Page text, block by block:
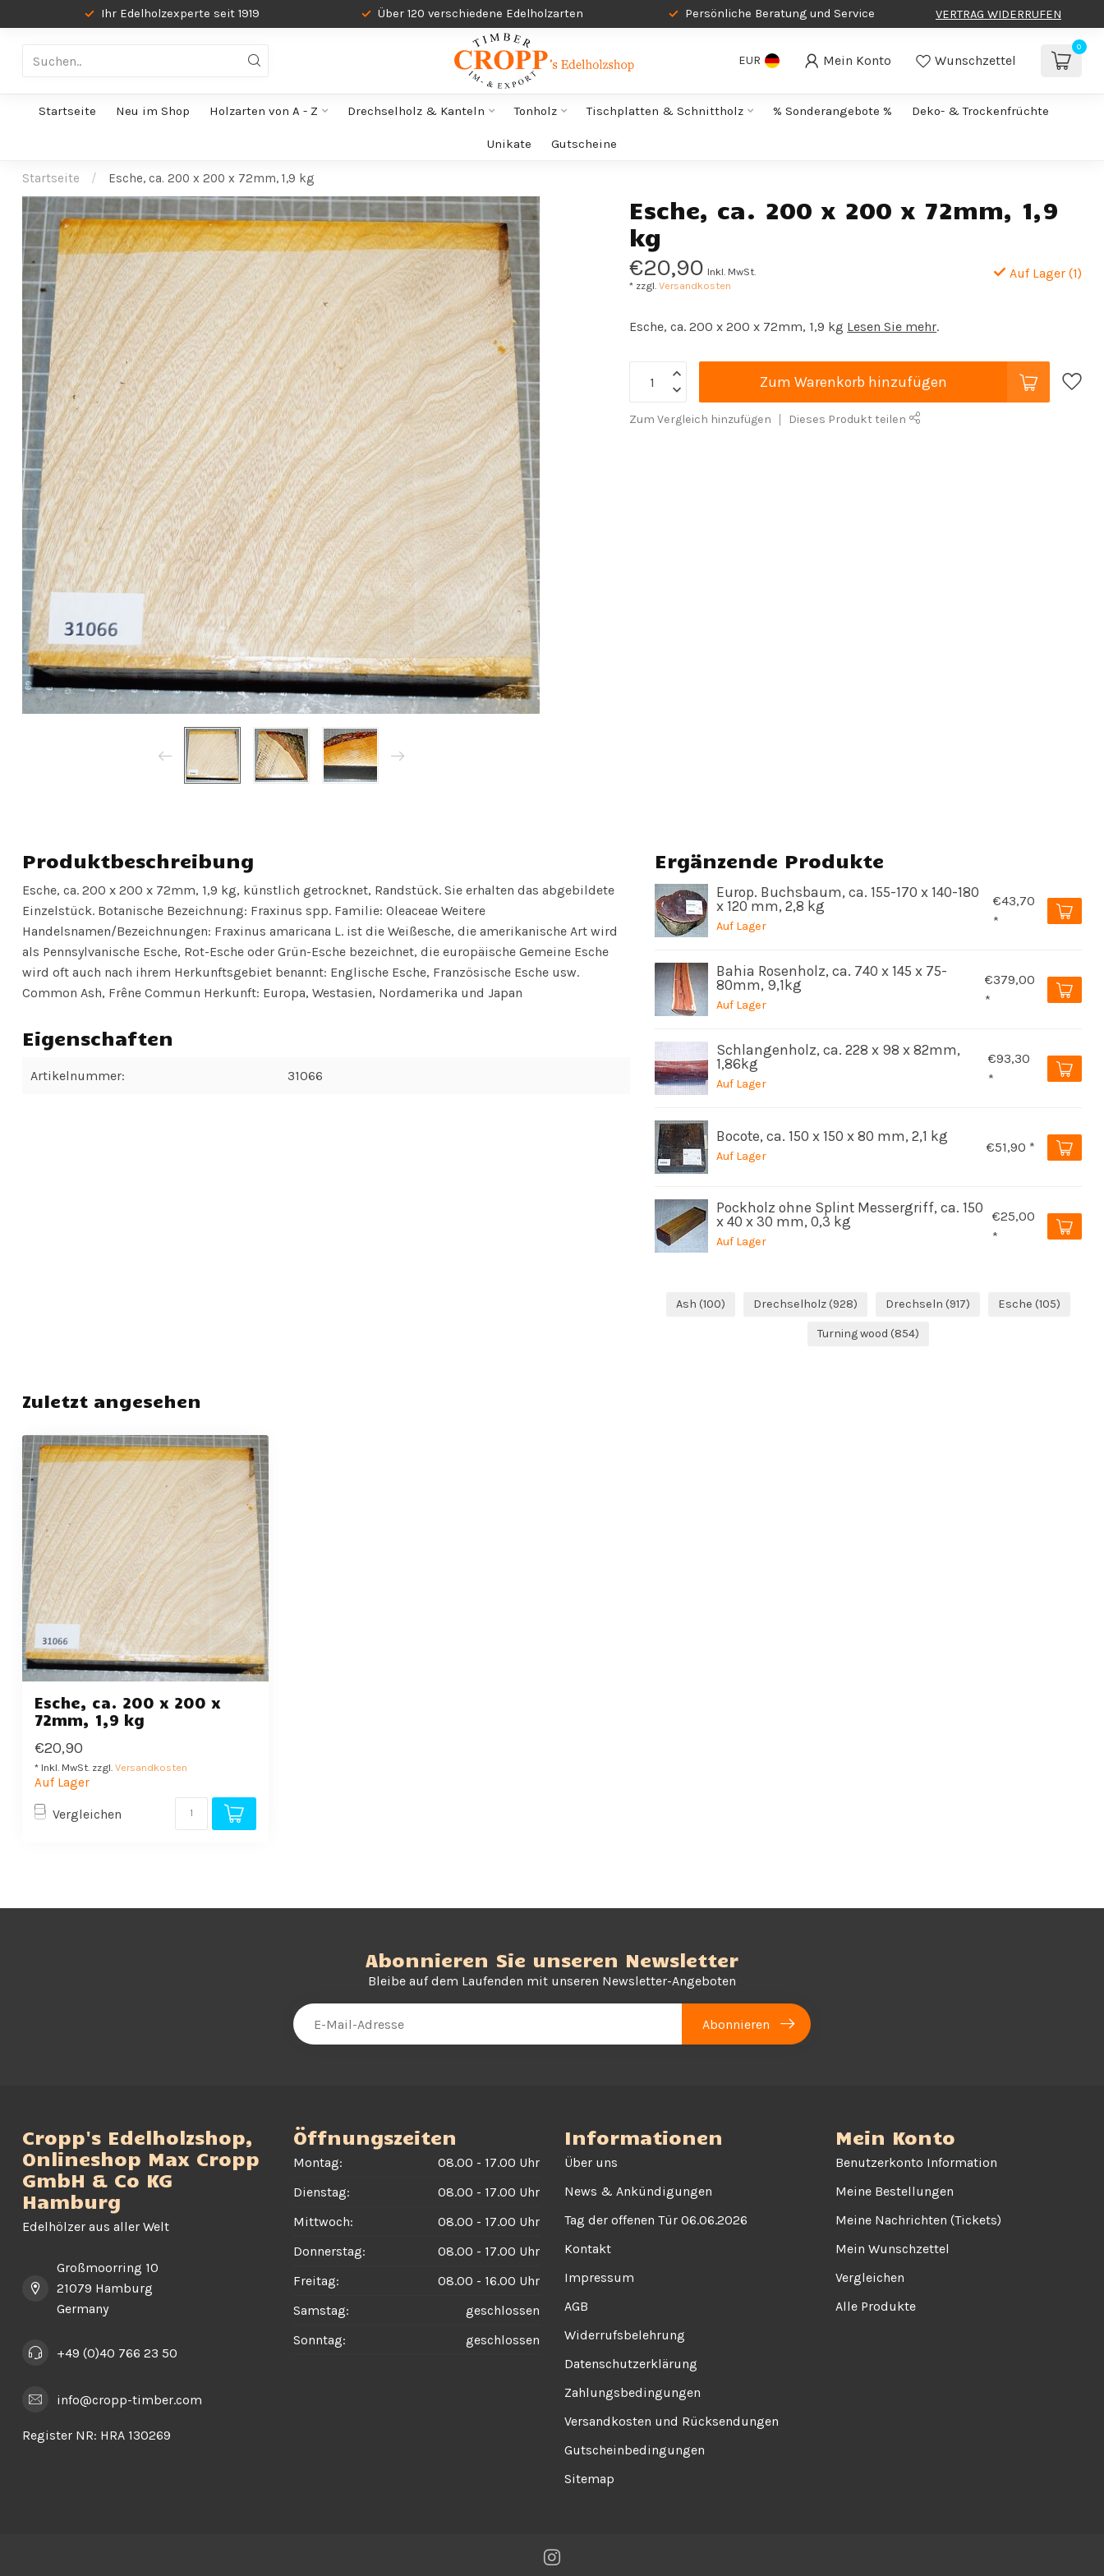
Ihr Edelholzexperte seit 1919 Über 120 verschiedene Edelholzarten Persönliche Beratung und Service VERTRAG WIDERRUFEN
EUR Mein Konto Wunschzettel
0
Startseite Neu im Shop Holzarten von A - Z Drechselholz & Kanteln Tonholz Tischplatten & Schnittholz % Sonderangebote % Deko- & Trockenfrüchte
Unikate Gutscheine
Startseite / Esche, ca. 200 x 200 x 72mm, 1,9 kg
Esche, ca. 200 x 200 x 72mm, 1,9
kg
€20,90 Inkl. MwSt.
* zzgl.Versandkosten
Auf Lager (1)
Esche, ca. 200 x 200 x 72mm, 1,9 kg Lesen Sie mehr.
Zum Warenkorb hinzufügen
Zum Vergleich hinzufügen Dieses Produkt teilen
Produktbeschreibung
Esche, ca. 200 x 200 x 72mm, 1,9 kg, künstlich getrocknet, Randstück. Sie erhalten das abgebildete
Einzelstück. Botanische Bezeichnung: Fraxinus spp. Familie: Oleaceae Weitere
Handelsnamen/Bezeichnungen: Fraxinus amaricana L. ist die Weißesche, die amerikanische Art wird
als Pennsylvanische Esche, Rot-Esche oder Grün-Esche bezeichnet, die europäische Gemeine Esche
wird oft auch nach ihrem Herkunftsgebiet benannt: Englische Esche, Französische Esche usw.
Common Ash, Frêne Commun Herkunft: Europa, Westasien, Nordamerika und Japan
Eigenschaften
Artikelnummer: 31066
Ergänzende Produkte
Europ. Buchsbaum, ca. 155-170 x 140-180
x 120 mm, 2,8 kg
Auf Lager
€43,70
*
Bahia Rosenholz, ca. 740 x 145 x 75-
80mm, 9,1kg
Auf Lager
€379,00
*
Schlangenholz, ca. 228 x 98 x 82mm,
1,86kg
Auf Lager
€93,30
*
Bocote, ca. 150 x 150 x 80 mm, 2,1 kg
Auf Lager
€51,90 *
Pockholz ohne Splint Messergriff, ca. 150
x 40 x 30 mm, 0,3 kg
Auf Lager
€25,00
*
Ash (100) Drechselholz (928) Drechseln (917) Esche (105)
Turning wood (854)
Zuletzt angesehen
Esche, ca. 200 x 200 x
72mm, 1,9 kg
€20,90
* Inkl. MwSt. zzgl. Versandkosten
Auf Lager
Vergleichen
Abonnieren Sie unseren Newsletter
Bleibe auf dem Laufenden mit unseren Newsletter-Angeboten
Abonnieren
Cropp's Edelholzshop,
Onlineshop Max Cropp
GmbH & Co KG
Hamburg
Edelhölzer aus aller Welt
Großmoorring 10
21079 Hamburg
Germany
+49 (0)40 766 23 50
info@cropp-timber.com
Register NR: HRA 130269
Öffnungszeiten
Montag:
08.00 - 17.00 Uhr
Dienstag:
08.00 - 17.00 Uhr
Mittwoch:
08.00 - 17.00 Uhr
Donnerstag:
08.00 - 17.00 Uhr
Freitag:
08.00 - 16.00 Uhr
Samstag:
geschlossen
Sonntag:
geschlossen
Informationen
Über uns
News & Ankündigungen
Tag der offenen Tür 06.06.2026
Kontakt
Impressum
AGB
Widerrufsbelehrung
Datenschutzerklärung
Zahlungsbedingungen
Versandkosten und Rücksendungen
Gutscheinbedingungen
Sitemap
Mein Konto
Benutzerkonto Information
Meine Bestellungen
Meine Nachrichten (Tickets)
Mein Wunschzettel
Vergleichen
Alle Produkte